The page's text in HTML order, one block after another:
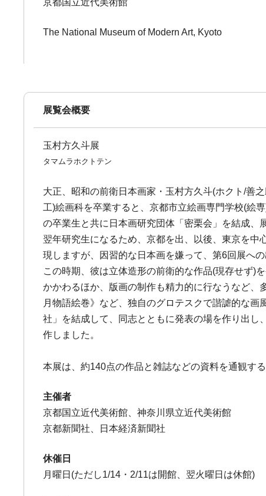
京都国立近代美術館
The National Museum of Modern Art, Kyoto
展覧会概要
玉村方久斗展
タマムラホクトテン
大正、昭和の前衛日本画家・玉村方久斗(ホクト/善
工)絵画科を卒業すると、京都市立絵画専門学校(絵
の卒業生と共に日本画研究団体「密栗会」を結成、
翌年研究生になるため、京都を出、以後、東京を
現しますが、因習的な日本画を嫌って、第6回展へ
この時期、彼は立体造形の前衛的な作品(現存せず)
かかわるほか、版画の制作も精力的に行なうなど
月物語絵巻》など、独自のグロテスクで諧謔的な
社」を結成して、同志とともに発表の場を作り出し
作しました。
本展は、約140点の作品と雑誌などの資料を通観す
主催者
京都国立近代美術館、神奈川県立近代美術館
京都新聞社、日本経済新聞社
休催日
月曜日(ただし1/14・2/11は開館、翌火曜日は休館)